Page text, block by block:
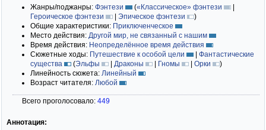
Жанры/поджанры: Фэнтези («Классическое» фэнтези
|
Героическое фэнтези
| Эпическое фэнтези
)
Общие характеристики: Приключенческое
Место действия: Другой мир, не связанный с нашим
Время действия: Неопределённое время действия
Сюжетные ходы: Путешествие к особой цели | Фантастические
существа
(Эльфы | Драконы | Гномы | Орки
)
Линейность сюжета: Линейный
Возраст читателя: Любой
Всего проголосовало: 449
Аннотация: